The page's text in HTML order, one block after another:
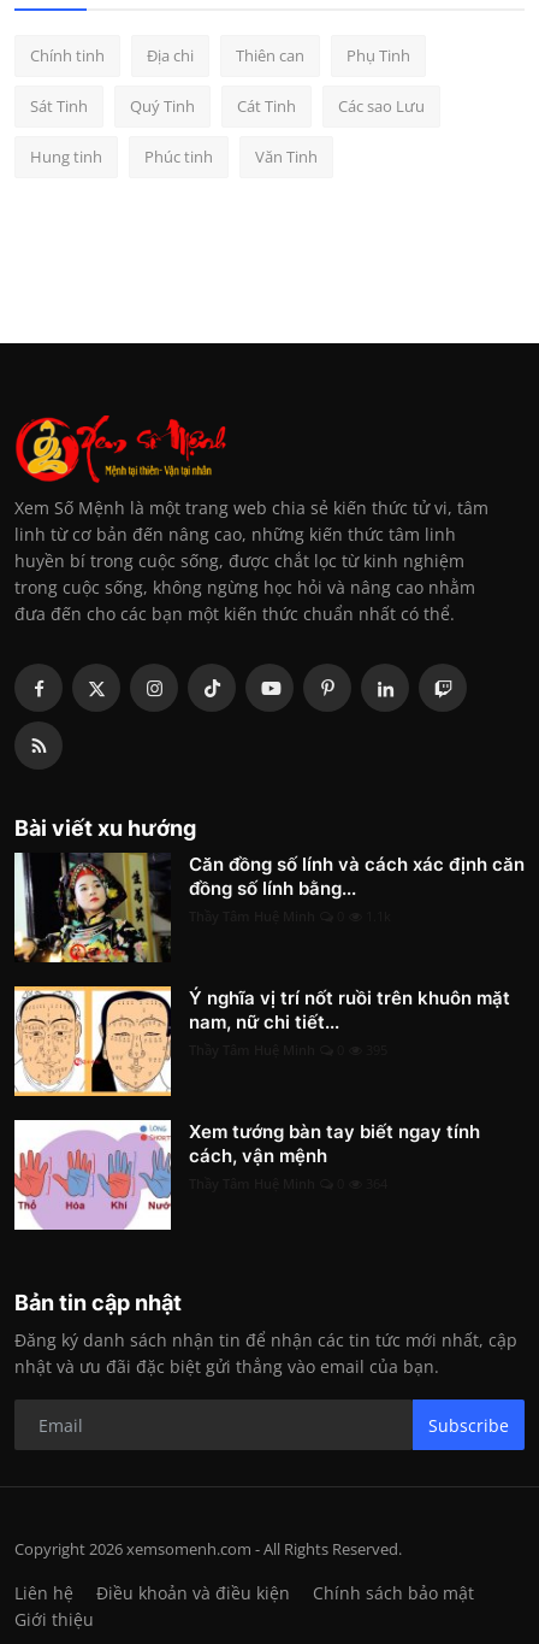
Chính tinh Địa chi Thiên can Phụ Tinh
Sát Tinh Quý Tinh Cát Tinh Các sao Lưu
Hung tinh Phúc tinh Văn Tinh
Xem Số Mệnh là một trang web chia sẻ kiến thức tử vi, tâm
linh từ cơ bản đến nâng cao, những kiến thức tâm linh
huyền bí trong cuộc sống, được chắt lọc từ kinh nghiệm
trong cuộc sống, không ngừng học hỏi và nâng cao nhằm
đưa đến cho các bạn một kiến thức chuẩn nhất có thể.
Bài viết xu hướng
Căn đồng số lính và cách xác định căn
đồng số lính bằng...
Ý nghĩa vị trí nốt ruồi trên khuôn mặt
nam, nữ chi tiết...
Xem tướng bàn tay biết ngay tính
cách, vận mệnh
Bản tin cập nhật
Đăng ký danh sách nhận tin để nhận các tin tức mới nhất, cập
nhật và ưu đãi đặc biệt gửi thẳng vào email của bạn.
Subscribe
Copyright 2026 xemsomenh.com - All Rights Reserved.
Liên hệ Điều khoản và điều kiện
Chính sách bảo mật
Giới thiệu